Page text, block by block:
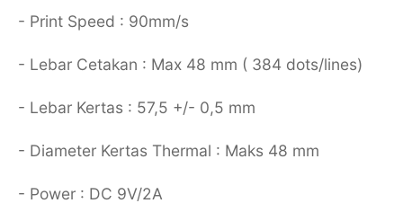
- Print Speed : 90mm/s
- Lebar Cetakan : Max 48 mm ( 384 dots/lines)
- Lebar Kertas : 57,5 +/- 0,5 mm
- Diameter Kertas Thermal : Maks 48 mm
- Power : DC 9V/2A